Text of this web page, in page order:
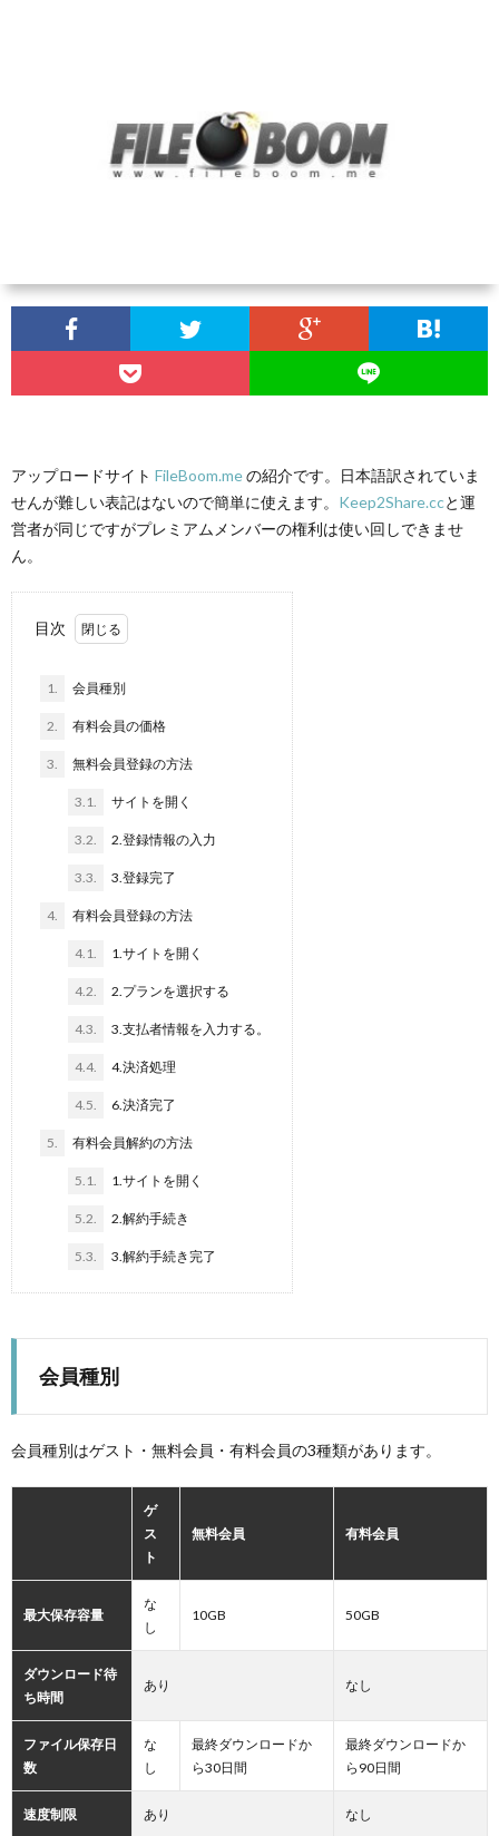
アップロードサイト FileBoom.meの紹介です。日本語訳されていま
せんが難しい表記はないので簡単に使えます。 Keep2Share.ccと運
営者が同じですがプレミアムメンバーの権利は使い回しできませ
ん。
目次
1. 会員種別
2. 有料会員の価格
3. 無料会員登録の方法
3.1. サイトを開く
3.2. 2.登録情報の入力
3.3. 3.登録完了
4. 有料会員登録の方法
4.1. 1.サイトを開く
4.2. 2.プランを選択する
4.3. 3.支払者情報を入力する。
4.4. 4.決済処理
4.5. 6.決済完了
5. 有料会員解約の方法
5.1. 1.サイトを開く
5.2. 2.解約手続き
5.3. 3.解約手続き完了
会員種別
会員種別はゲスト・無料会員・有料会員の3種類があります。
ゲ
ス
ト
無料会員 有料会員
最大保存容量
な
し
10GB 50GB
ダウンロード待
ち時間
あり なし
ファイル保存日
数
な
し
最終ダウンロードか
ら30日間
最終ダウンロードか
ら90日間
速度制限 あり なし